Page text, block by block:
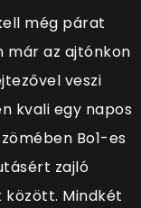
még párat
már az ajtónkon
veszi
kvali egy napos
Bo1-es
zajló
Mindkét